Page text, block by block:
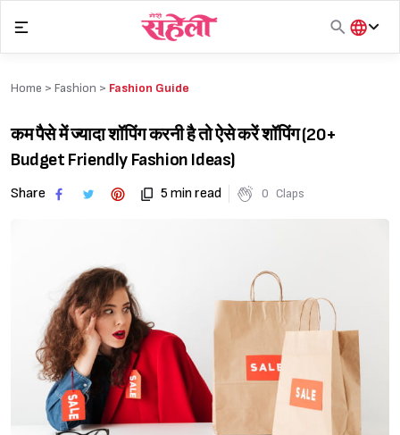
content
हिंदी
Home > Fashion > Fashion Guide
कम पैसे में ज्यादा शॉपिंग करनी है तो ऐसे करें शॉपिंग (20+
Budget Friendly Fashion Ideas)
Share 5 min read 0 Claps